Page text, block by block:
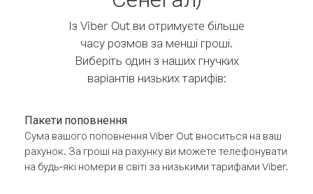
Із Viber Out ви отримуєте більше
часу розмов за менші гроші.
Виберіть один з наших гнучких
варіантів низьких тарифів:
Пакети поповнення
Сума вашого поповнення Viber Out вноситься на ваш
рахунок. За гроші на рахунку ви можете телефонувати
на будь-які номери в світі за низькими тарифами Viber.